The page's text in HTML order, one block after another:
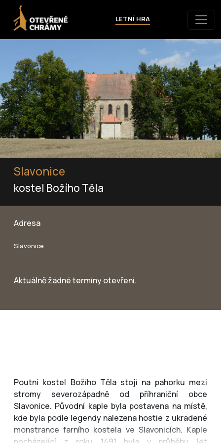
LETNÍ HRA
Slavonice
kostel Božího Těla
Adresa
Slavonice
Aktuálně žádné termíny otevření.
Poutní kostel Božího Těla stojí na pahorku mezi
stromy severozápadně od příhraniční obce
Slavonice. Původní kaple byla postavena na místě,
kde byla podle legendy nalezena hostie z ukradené
monstrance farního kostela ve Slavonicích. Kaple